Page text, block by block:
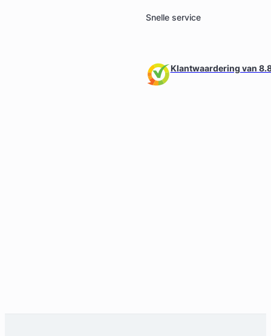
Snelle service
Klantwaardering van